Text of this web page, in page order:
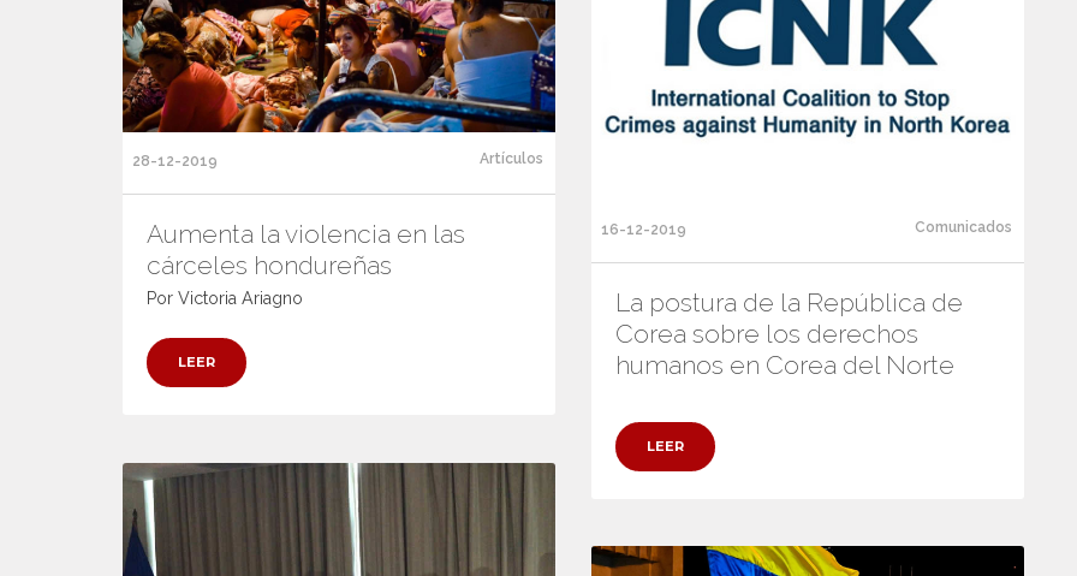
28-12-2019 Artículos
Aumenta la violencia en las
cárceles hondureñas
Por Victoria Ariagno
LEER
16-12-2019 Comunicados
La postura de la República de
Corea sobre los derechos
humanos en Corea del Norte
LEER